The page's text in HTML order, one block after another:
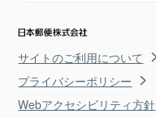
サイトのご利用について
プライバシーポリシー
Webアクセシビリティ方針